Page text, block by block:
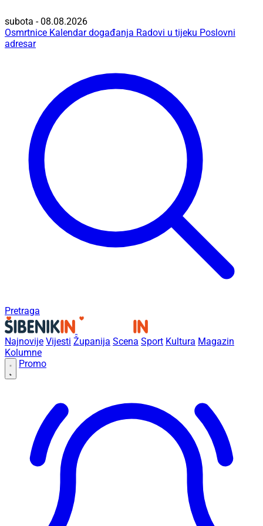
subota - 08.08.2026
Osmrtnice Kalendar događanja Radovi u tijeku Poslovni
adresar
Pretraga
Najnovije Vijesti Županija Scena Sport Kultura Magazin
Kolumne
Promo